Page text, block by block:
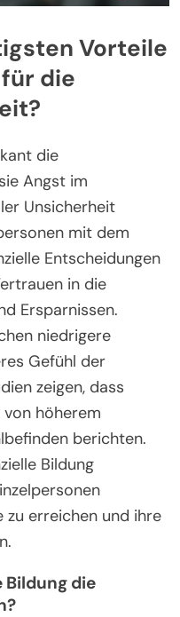
Vorteile
die
die
Angst im
Unsicherheit
mit dem
Entscheidungen
in die
Ersparnissen.
niedrigere
Gefühl der
zeigen, dass
höherem
berichten.
Bildung
zu erreichen und ihre
die